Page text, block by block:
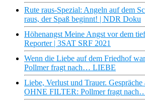
Rute raus-Spezial: Angeln auf dem
raus, der Spaß beginnt! | NDR Doku
Höhenangst Meine Angst vor dem
Reporter | 3SAT SRF 2021
Wenn die Liebe auf dem Friedhof
Pollmer fragt nach… LIEBE
Liebe, Verlust und Trauer.
OHNE FILTER: Pollmer fragt